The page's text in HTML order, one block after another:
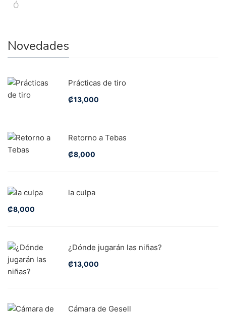
Ó
Novedades
Prácticas de tiro
₡13,000
Retorno a Tebas
₡8,000
la culpa
₡8,000
¿Dónde jugarán las niñas?
₡13,000
Cámara de Gesell